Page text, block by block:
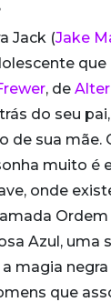
Jack (Jake
que
, de
do seu
de sua mãe.
muito é
onde
Ordem
Azul, uma
magia negra
que